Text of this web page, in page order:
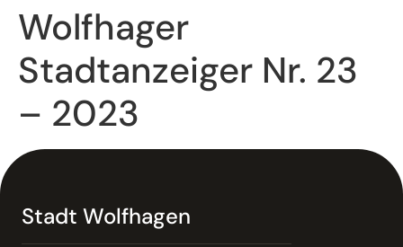
Wolfhager
Stadtanzeiger Nr. 23
– 2023
Stadt Wolfhagen